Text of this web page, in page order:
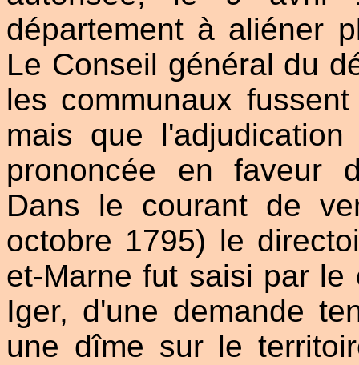
département à aliéner
Le Conseil général du
les communaux
mais que
prononcée en faveur
Dans le courant de
octobre 1795) le
et-Marne fut saisi par
Iger, d'une demande
une dîme sur le